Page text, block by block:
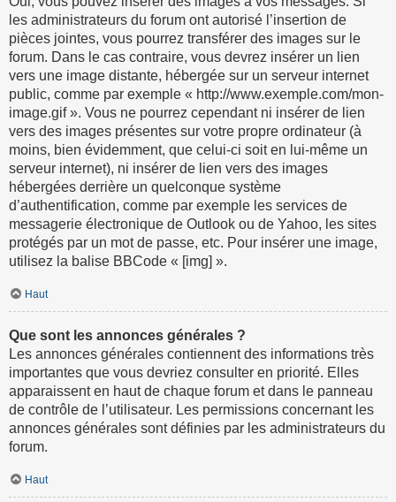
les administrateurs du forum ont autorisé l’insertion de
pièces jointes, vous pourrez transférer des images sur le
forum. Dans le cas contraire, vous devrez insérer un lien
vers une image distante, hébergée sur un serveur internet
public, comme par exemple « http://www.exemple.com/mon-
image.gif ». Vous ne pourrez cependant ni insérer de lien
vers des images présentes sur votre propre ordinateur (à
moins, bien évidemment, que celui-ci soit en lui-même un
serveur internet), ni insérer de lien vers des images
hébergées derrière un quelconque système
d’authentification, comme par exemple les services de
messagerie électronique de Outlook ou de Yahoo, les sites
protégés par un mot de passe, etc. Pour insérer une image,
utilisez la balise BBCode « [img] ».
Haut
Que sont les annonces générales ?
Les annonces générales contiennent des informations très
importantes que vous devriez consulter en priorité. Elles
apparaissent en haut de chaque forum et dans le panneau
de contrôle de l’utilisateur. Les permissions concernant les
annonces générales sont définies par les administrateurs du
forum.
Haut